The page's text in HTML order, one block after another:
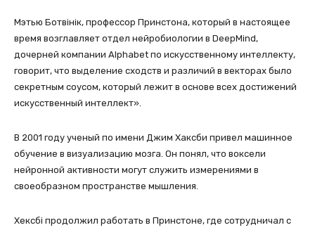
Мэтью Ботвінік, профессор Принстона, который в настоящее
время возглавляет отдел нейробиологии в DeepMind,
дочерней компании Alphabet по искусственному интеллекту,
говорит, что выделение сходств и различий в векторах было
секретным соусом, который лежит в основе всех достижений
искусственный интеллект».
В 2001 году ученый по имени Джим Хаксби привел машинное
обучение в визуализацию мозга. Он понял, что воксели
нейронной активности могут служить измерениями в
своеобразном пространстве мышления.
Хексбі продолжил работать в Принстоне, где сотрудничал с